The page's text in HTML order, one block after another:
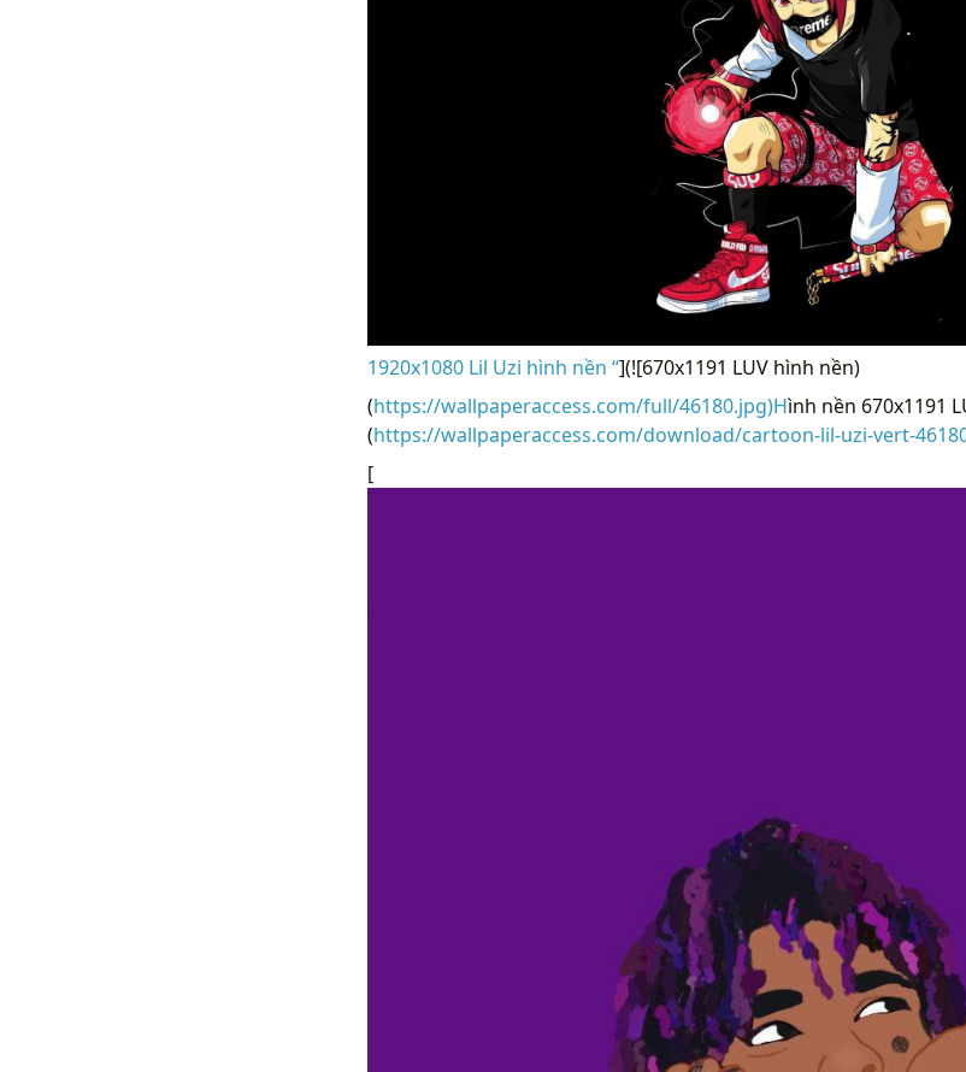
1920x1080 Lil Uzi hình nền “](![670x1191 LUV hình nền)
(https://wallpaperaccess.com/full/46180.jpg)Hình nền 670x1191
(https://wallpaperaccess.com/download/cartoon-lil-uzi-vert-
[